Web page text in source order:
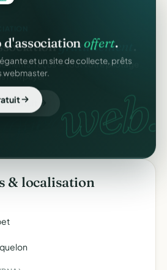
gratuitement
reçus — tout votre pilotage
rien payer.
gratuit web.
d'associationoffert.
et un site de collecte, prêts
webmaster.
& localisation